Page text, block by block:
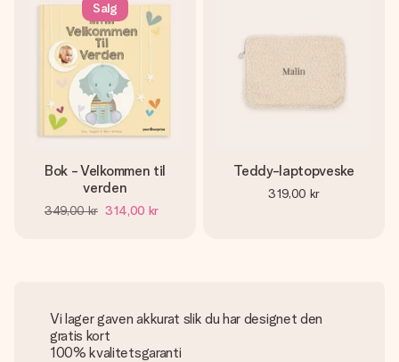
Salg
Bok - Velkommen til
verden
349,00 kr 314,00 kr
Teddy-laptopveske
319,00 kr
Vi lager gaven akkurat slik du har designet den
gratis kort
100% kvalitetsgaranti